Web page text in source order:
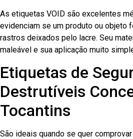
As etiquetas VOID são excelentes
evidenciam se um produto ou objeto
rastros deixados pelo lacre. Seu
maleável e sua aplicação muito
Etiquetas de
Destrutíveis
Tocantins
São ideais quando se quer